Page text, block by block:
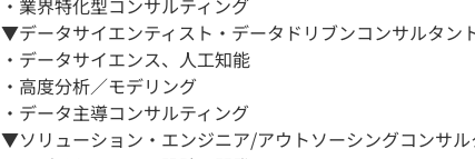
・業界特化型コンサルティング
▼データサイエンティスト・データドリブンコンサルタ
・データサイエンス、人工知能
・高度分析／モデリング
・データ主導コンサルティング
▼ソリューション・エンジニア/アウトソーシングコンサ